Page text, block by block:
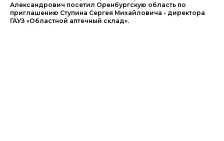
Александрович посетил Оренбургскую область по
приглашению Ступина Сергея Михайловича - директора
ГАУЗ «Областной аптечный склад».